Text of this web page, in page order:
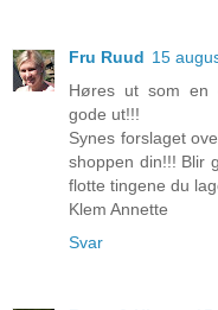
Fru Ruud 15
Høres ut som en
gode ut!!!
Synes forslaget
shoppen din!!! Blir
flotte tingene du
Klem Annette
Svar